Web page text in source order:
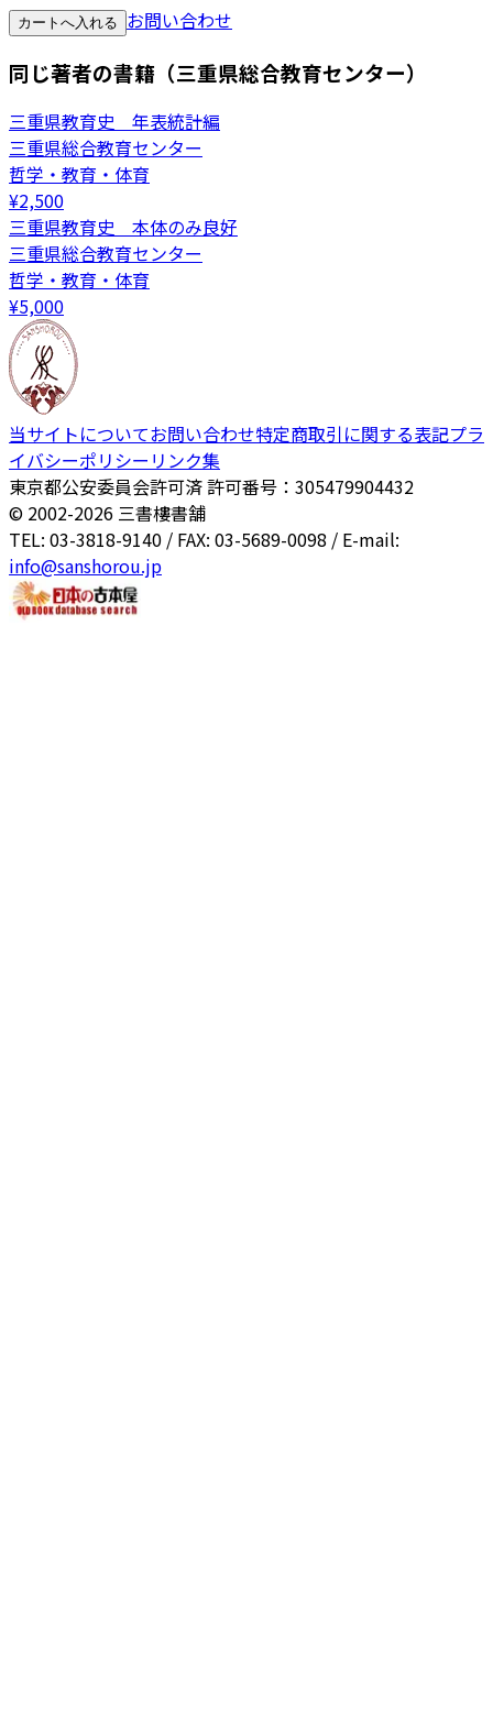
カートへ入れる お問い合わせ
同じ著者の書籍（三重県総合教育センター）
三重県教育史 年表統計編
三重県総合教育センター
哲学・教育・体育
¥2,500
三重県教育史 本体のみ良好
三重県総合教育センター
哲学・教育・体育
¥5,000
当サイトについてお問い合わせ特定商取引に関する表記プラ
イバシーポリシー リンク集
東京都公安委員会許可済 許可番号：305479904432
© 2002-2026 三書樓書舗
TEL: 03-3818-9140 / FAX: 03-5689-0098 / E-mail:
info@sanshorou.jp